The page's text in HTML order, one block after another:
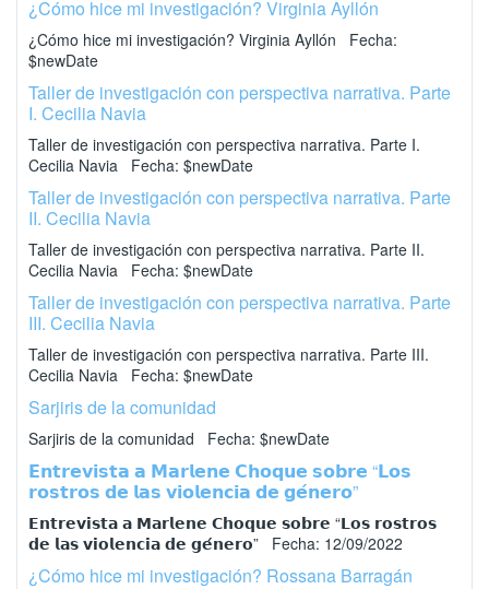
¿Cómo hice mi investigación? Virginia Ayllón
¿Cómo hice mi investigación? Virginia Ayllón Fecha:
$newDate
Taller de investigación con perspectiva narrativa. Parte
I. Cecilia Navia
Taller de investigación con perspectiva narrativa. Parte I.
Cecilia Navia Fecha: $newDate
Taller de investigación con perspectiva narrativa. Parte
II. Cecilia Navia
Taller de investigación con perspectiva narrativa. Parte II.
Cecilia Navia Fecha: $newDate
Taller de investigación con perspectiva narrativa. Parte
III. Cecilia Navia
Taller de investigación con perspectiva narrativa. Parte III.
Cecilia Navia Fecha: $newDate
Sarjiris de la comunidad
Sarjiris de la comunidad Fecha: $newDate
𝗘𝗻𝘁𝗿𝗲𝘃𝗶𝘀𝘁𝗮 𝗮 𝗠𝗮𝗿𝗹𝗲𝗻𝗲 𝗖𝗵𝗼𝗾𝘂𝗲 𝘀𝗼𝗯𝗿𝗲 “𝗟𝗼𝘀
𝗿𝗼𝘀𝘁𝗿𝗼𝘀 𝗱𝗲 𝗹𝗮𝘀 𝘃𝗶𝗼𝗹𝗲𝗻𝗰𝗶𝗮 𝗱𝗲 𝗴𝗲́𝗻𝗲𝗿𝗼”
𝗘𝗻𝘁𝗿𝗲𝘃𝗶𝘀𝘁𝗮 𝗮 𝗠𝗮𝗿𝗹𝗲𝗻𝗲 𝗖𝗵𝗼𝗾𝘂𝗲 𝘀𝗼𝗯𝗿𝗲 “𝗟𝗼𝘀 𝗿𝗼𝘀𝘁𝗿𝗼𝘀
𝗱𝗲 𝗹𝗮𝘀 𝘃𝗶𝗼𝗹𝗲𝗻𝗰𝗶𝗮 𝗱𝗲 𝗴𝗲́𝗻𝗲𝗿𝗼” Fecha: 12/09/2022
¿Cómo hice mi investigación? Rossana Barragán